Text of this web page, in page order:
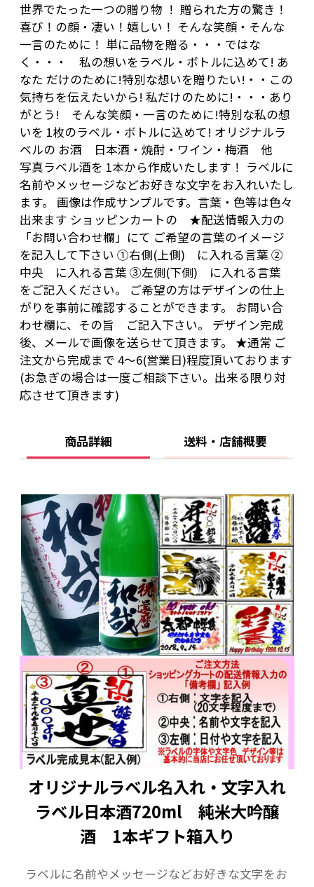
ご希望の方はデザインの仕上がりを事前に確認
することができます。
お問い合わせ欄に、その旨 ご記入下さい。
デザイン完成後、メールで画像を送らせて頂き
ます。
★通常 ご注文から完成まで 4～6(営業日)程度頂
いております
(お急ぎの場合は一度ご相談下さい。出来る限り
対応させて頂きます)
20歳未満の飲酒は法律で禁止されています。当
店は20歳未満の方への酒類の販売はいたしてお
りません。
ご購入時、「ご注文手続き」画面の「お問い合
わせ欄」に、生年月日を必ず入力してくださ
い。
ことよりモール会員で生年月日登録済みの方
は、お問い合わせ欄への入力は不要です。
世界でたった一つの贈り物 ！ 贈られた方の驚き！
喜び！の顔・凄い！嬉しい！ そんな笑顔・そんな
一言のために！ 単に品物を贈る・・・ではな
く・・・ 私の想いをラベル・ボトルに込めて! あ
なた だけのために!特別な想いを贈りたい!・・この
気持ちを伝えたいから! 私だけのために!・・・あり
がとう! そんな笑顔・一言のために!特別な私の想
いを 1枚のラベル・ボトルに込めて! オリジナルラ
ベルの お酒 日本酒・焼酎・ワイン・梅酒 他
写真ラベル酒を 1本から作成いたします！ ラベルに
名前やメッセージなどお好きな文字をお入れいたし
ます。 画像は作成サンプルです。言葉・色等は色々
出来ます ショッピンカートの ★配送情報入力の
「お問い合わせ欄」にて ご希望の言葉のイメージ
を記入して下さい ①右側(上側) に入れる言葉 ②
中央 に入れる言葉 ③左側(下側) に入れる言葉
をご記入ください。 ご希望の方はデザインの仕上
がりを事前に確認することができます。 お問い合
わせ欄に、その旨 ご記入下さい。 デザイン完成
後、メールで画像を送らせて頂きます。 ★通常 ご
注文から完成まで 4～6(営業日)程度頂いております
(お急ぎの場合は一度ご相談下さい。出来る限り対
応させて頂きます)
商品詳細 送料・店舗概要
オリジナルラベル名入れ・文字入れ
ラベル日本酒720ml 純米大吟醸
酒 1本ギフト箱入り
ラベルに名前やメッセージなどお好きな文字をお